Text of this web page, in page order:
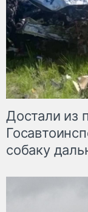
Достали из
собаку